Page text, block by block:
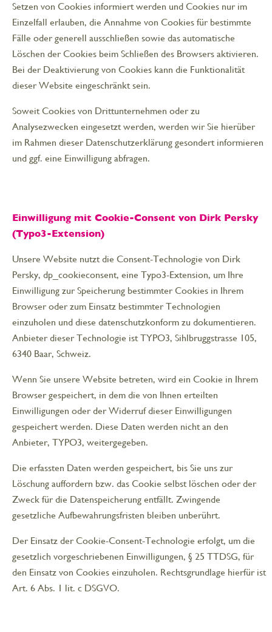
Setzen von Cookies informiert werden und Cookies nur im
Einzelfall erlauben, die Annahme von Cookies für bestimmte
Fälle oder generell ausschließen sowie das automatische
Löschen der Cookies beim Schließen des Browsers aktivieren.
Bei der Deaktivierung von Cookies kann die Funktionalität
dieser Website eingeschränkt sein.
Soweit Cookies von Drittunternehmen oder zu
Analysezwecken eingesetzt werden, werden wir Sie hierüber
im Rahmen dieser Datenschutzerklärung gesondert informieren
und ggf. eine Einwilligung abfragen.
Einwilligung mit Cookie-Consent von Dirk Persky
(Typo3-Extension)
Unsere Website nutzt die Consent-Technologie von Dirk
Persky, dp_cookieconsent, eine Typo3-Extension, um Ihre
Einwilligung zur Speicherung bestimmter Cookies in Ihrem
Browser oder zum Einsatz bestimmter Technologien
einzuholen und diese datenschutzkonform zu dokumentieren.
Anbieter dieser Technologie ist TYPO3, Sihlbruggstrasse 105,
6340 Baar, Schweiz.
Wenn Sie unsere Website betreten, wird ein Cookie in Ihrem
Browser gespeichert, in dem die von Ihnen erteilten
Einwilligungen oder der Widerruf dieser Einwilligungen
gespeichert werden. Diese Daten werden nicht an den
Anbieter, TYPO3, weitergegeben.
Die erfassten Daten werden gespeichert, bis Sie uns zur
Löschung auffordern bzw. das Cookie selbst löschen oder der
Zweck für die Datenspeicherung entfällt. Zwingende
gesetzliche Aufbewahrungsfristen bleiben unberührt.
Der Einsatz der Cookie-Consent-Technologie erfolgt, um die
gesetzlich vorgeschriebenen Einwilligungen, § 25 TTDSG, für
den Einsatz von Cookies einzuholen. Rechtsgrundlage hierfür ist
Art. 6 Abs. 1 lit. c DSGVO.